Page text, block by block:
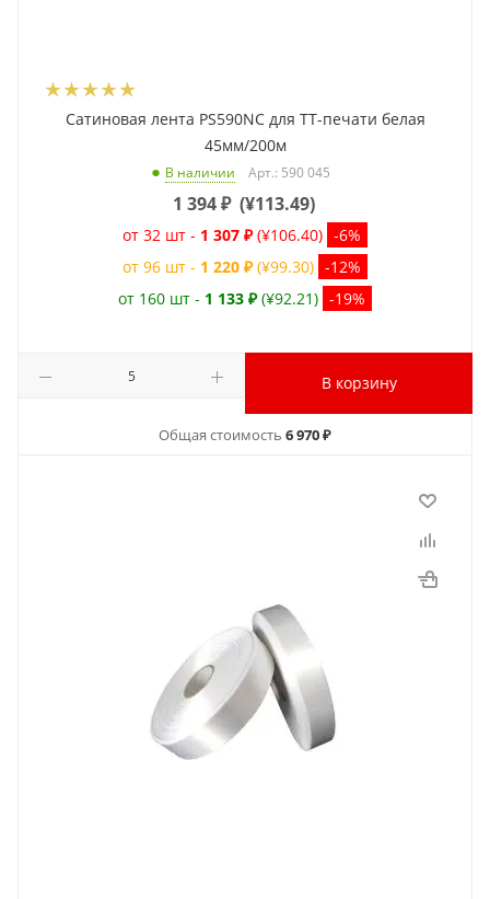
Сатиновая лента PS590NC для ТТ-печати белая
45мм/200м
В наличии Арт.: 590 045
1 394₽ (¥113.49)
от 32 шт - 1 307 ₽ (¥106.40) -6%
от 96 шт - 1 220 ₽ (¥99.30) -12%
от 160 шт - 1 133 ₽ (¥92.21) -19%
В корзину
Общая стоимость 6 970 ₽